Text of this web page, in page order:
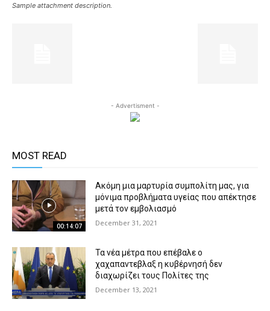
Sample attachment description.
- Advertisment -
MOST READ
00:14:07
Ακόμη μια μαρτυρία συμπολίτη μας, για
μόνιμα προβλήματα υγείας που απέκτησε
μετά τον εμβολιασμό
December 31, 2021
Τα νέα μέτρα που επέβαλε ο
χαχαπαντεβλαξ η κυβέρνησή δεν
διαχωρίζει τους Πολίτες της
December 13, 2021